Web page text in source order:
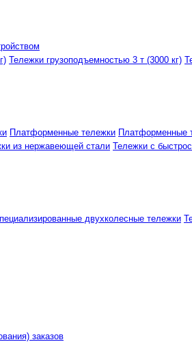
Тележки грузоподъемностью 3 т (3000 кг)
Платформенные тележки Платформенные
из нержавеющей стали Тележки с
двухколесные тележки
заказов